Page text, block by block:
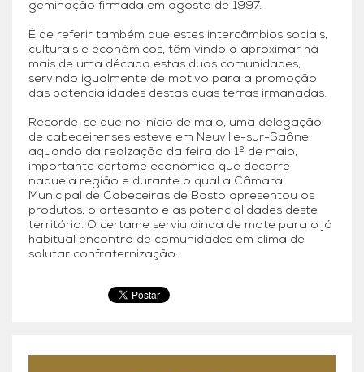
geminação firmada em agosto de 1997.
É de referir também que estes intercâmbios sociais,
culturais e económicos, têm vindo a aproximar há
mais de uma década estas duas comunidades,
servindo igualmente de motivo para a promoção
das potencialidades destas duas terras irmanadas.
Recorde-se que no início de maio, uma delegação
de cabeceirenses esteve em Neuville-sur-Saône,
aquando da realzação da feira do 1º de maio,
importante certame económico que decorre
naquela região e durante o qual a Câmara
Municipal de Cabeceiras de Basto apresentou os
produtos, o artesanto e as potencialidades deste
território. O certame serviu ainda de mote para o já
habitual encontro de comunidades em clima de
salutar confraternização.